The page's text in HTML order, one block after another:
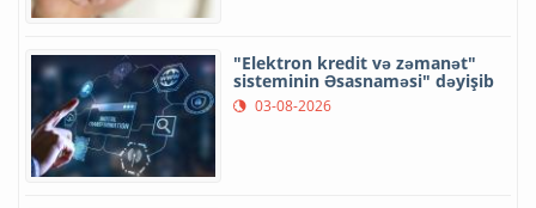
"Elektron kredit və zəmanət"
sisteminin Əsasnaməsi" dəyişib
03-08-2026